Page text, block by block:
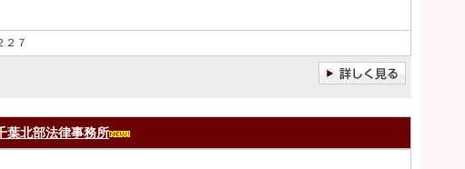
２７
葉北部法律事務所